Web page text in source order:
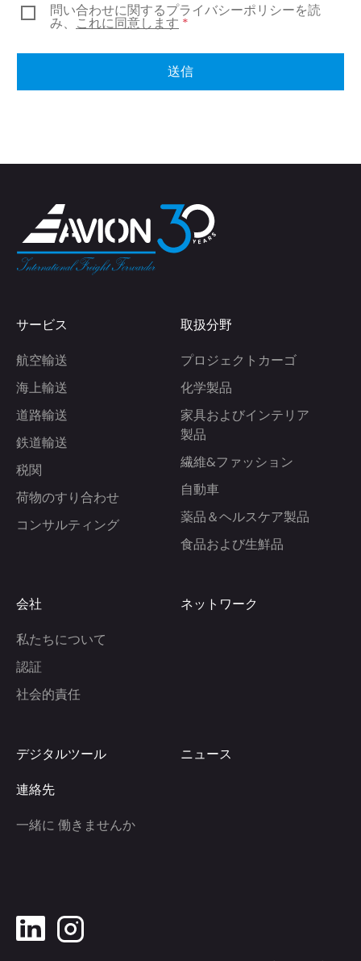
問い合わせに関するプライバシーポリシーを読
み、 これに同意します *
送信
サービス
航空輸送
海上輸送
道路輸送
鉄道輸送
税関
荷物のすり合わせ
コンサルティング
取扱分野
プロジェクトカーゴ
化学製品
家具およびインテリア
製品
繊維&ファッション
自動車
薬品＆ヘルスケア製品
食品および生鮮品
会社
私たちについて
認証
社会的責任
ネットワーク
デジタルツール ニュース
連絡先
一緒に 働きませんか